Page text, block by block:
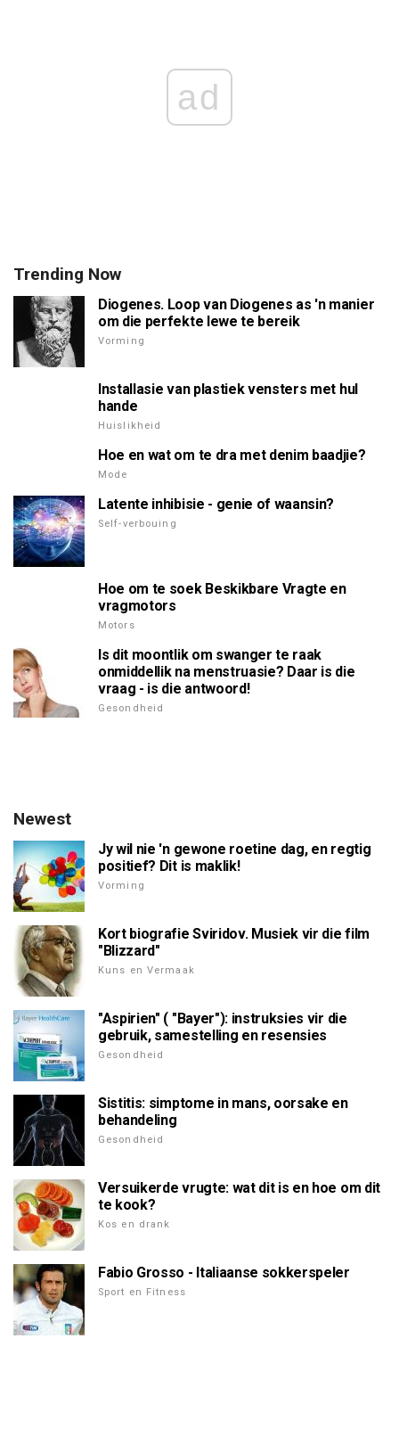
ad
Trending Now
Diogenes. Loop van Diogenes as 'n manier
om die perfekte lewe te bereik
Vorming
Installasie van plastiek vensters met hul
hande
Huislikheid
Hoe en wat om te dra met denim baadjie?
Mode
Latente inhibisie - genie of waansin?
Self-verbouing
Hoe om te soek Beskikbare Vragte en
vragmotors
Motors
Is dit moontlik om swanger te raak
onmiddellik na menstruasie? Daar is die
vraag - is die antwoord!
Gesondheid
Newest
Jy wil nie 'n gewone roetine dag, en regtig
positief? Dit is maklik!
Vorming
Kort biografie Sviridov. Musiek vir die film
"Blizzard"
Kuns en Vermaak
"Aspirien" ( "Bayer"): instruksies vir die
gebruik, samestelling en resensies
Gesondheid
Sistitis: simptome in mans, oorsake en
behandeling
Gesondheid
Versuikerde vrugte: wat dit is en hoe om dit
te kook?
Kos en drank
Fabio Grosso - Italiaanse sokkerspeler
Sport en Fitness